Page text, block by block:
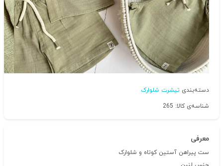
دسته‌بندی تیشرت شلوارک
شناسه‌ی کالا: 265
معرفی
ست پیراهن آستین کوتاه و شلوارک